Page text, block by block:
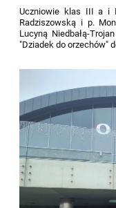
Uczniowie klas III a i
Radziszowską i p.
Lucyną Niedbałą-
"Dziadek do orzechów"